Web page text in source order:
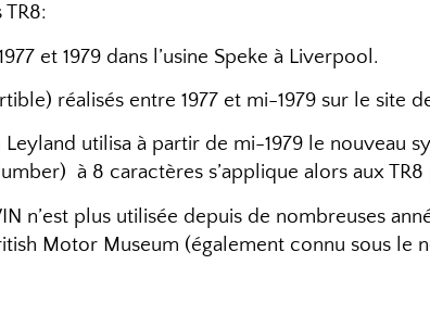
et 1979 dans l’usine Speke à Liverpool.
réalisés entre 1977 et mi-1979 sur le site
Leyland utilisa à partir de mi-1979 le nouveau
à 8 caractères s’applique alors aux
n’est plus utilisée depuis de nombreuses
Motor Museum (également connu sous le